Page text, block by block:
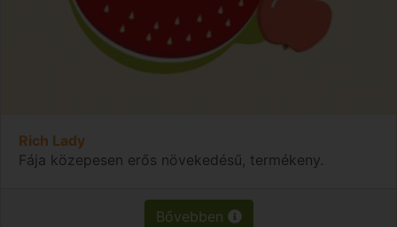
Rich Lady
Fája közepesen erős növekedésű, termékeny.
Bővebben